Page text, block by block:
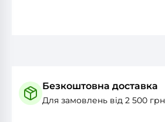
Безкоштовна доставка
Для замовлень від 2 500 грн